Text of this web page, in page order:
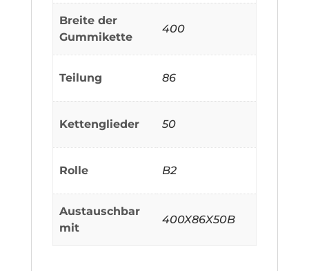
Breite der
Gummikette
400
Teilung 86
Kettenglieder 50
Rolle B2
Austauschbar
mit
400X86X50B